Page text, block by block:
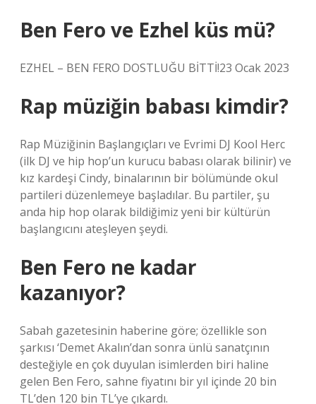
Ben Fero ve Ezhel küs mü?
EZHEL – BEN FERO DOSTLUĞU BİTTİ!23 Ocak 2023
Rap müziğin babası kimdir?
Rap Müziğinin Başlangıçları ve Evrimi DJ Kool Herc
(ilk DJ ve hip hop’un kurucu babası olarak bilinir) ve
kız kardeşi Cindy, binalarının bir bölümünde okul
partileri düzenlemeye başladılar. Bu partiler, şu
anda hip hop olarak bildiğimiz yeni bir kültürün
başlangıcını ateşleyen şeydi.
Ben Fero ne kadar
kazanıyor?
Sabah gazetesinin haberine göre; özellikle son
şarkısı ‘Demet Akalın’dan sonra ünlü sanatçının
desteğiyle en çok duyulan isimlerden biri haline
gelen Ben Fero, sahne fiyatını bir yıl içinde 20 bin
TL’den 120 bin TL’ye çıkardı.